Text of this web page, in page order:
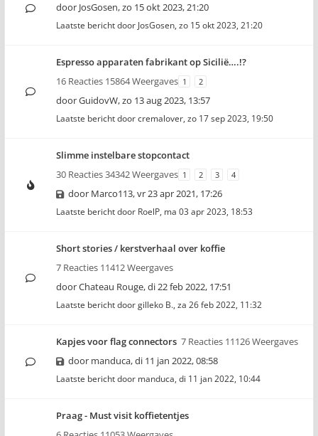
door JosGosen,zo 15 okt 2023, 21:20
Laatste bericht door JosGosen, zo 15 okt 2023, 21:20
Espresso apparaten fabrikant op Sicilië….!?
16 Reacties 15864 Weergaves 1 2
doorGuidovW,zo 13 aug 2023, 13:57
Laatste bericht doorcremalover, zo 17 sep 2023, 19:50
Slimme instelbare stopcontact
30 Reacties 34342 Weergaves 1 2 3 4
door Marco113,vr 23 apr 2021, 17:26
Laatste bericht door RoelP, ma 03 apr 2023, 18:53
Short stories / kerstverhaal over koffie
7 Reacties 11412 Weergaves
doorChateau Rouge,di 22 feb 2022, 17:51
Laatste bericht doorgilleko B., za 26 feb 2022, 11:32
Kapjes voor flag connectors 7 Reacties 11126 Weergaves
door manduca,di 11 jan 2022, 08:58
Laatste bericht door manduca, di 11 jan 2022, 10:44
Praag - Must visit koffietentjes